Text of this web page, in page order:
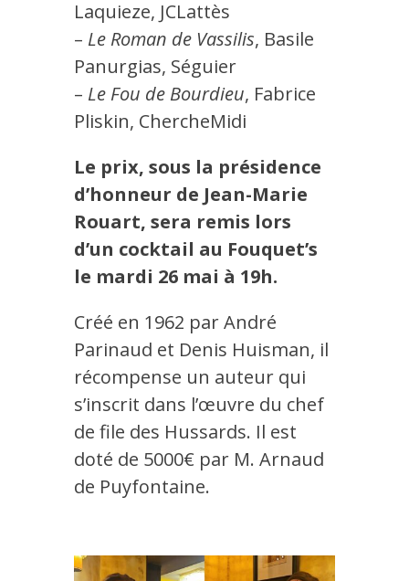
Laquieze, JCLattès
– Le Roman de Vassilis, Basile
Panurgias, Séguier
– Le Fou de Bourdieu, Fabrice
Pliskin, ChercheMidi
Le prix, sous la présidence
d’honneur de Jean-Marie
Rouart, sera remis lors
d’un cocktail au Fouquet’s
le mardi 26 mai à 19h.
Créé en 1962 par André
Parinaud et Denis Huisman, il
récompense un auteur qui
s’inscrit dans l’œuvre du chef
de file des Hussards. Il est
doté de 5000€ par M. Arnaud
de Puyfontaine.